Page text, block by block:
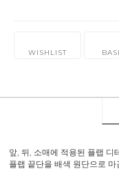
WISHLIST
앞, 뒤, 소매에 적용된 플랩 디
플랩 끝단을 배색 원단으로